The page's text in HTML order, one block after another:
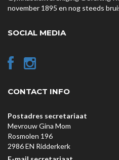
november 1895 en nog steeds
SOCIAL MEDIA
CONTACT INFO
Postadres secretariaat
Mevrouw Gina Mom
Rosmolen 196
2986 EN Ridderkerk